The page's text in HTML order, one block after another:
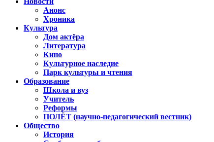
Анонс
Хроника
Культура
Дом актёра
Литература
Кино
Культурное наследие
Парк культуры и чтения
Образование
Школа и вуз
Учитель
Реформы
ПОЛЁТ (научно-педагогический вестник)
Общество
История